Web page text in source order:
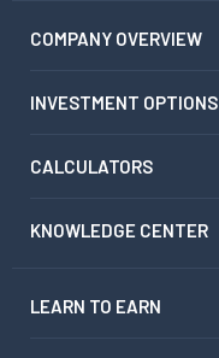
COMPANY OVERVIEW
INVESTMENT OPTIONS
CALCULATORS
KNOWLEDGE CENTER
LEARN TO EARN